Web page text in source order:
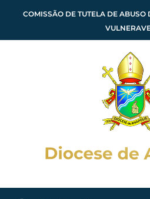
COMISSÃO DE TUTELA DE ABUSO